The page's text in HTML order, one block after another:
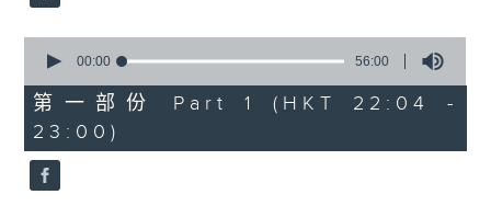
seconds
56
minutes,
0
seconds
00:00 56:00
第一部份 Part 1 (HKT 22:04 -
23:00)